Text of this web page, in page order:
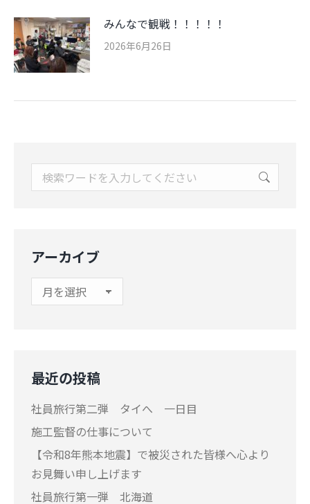
みんなで観戦！！！！！
2026年6月26日
Search:
アーカイブ
ー
最近の投稿
社員旅行第二弾 タイへ 一日目
施工監督の仕事について
【令和8年熊本地震】で被災された皆様へ心より
お見舞い申し上げます
社員旅行第一弾 北海道